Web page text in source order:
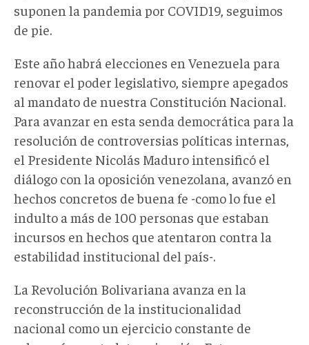
suponen la pandemia por COVID19, seguimos
de pie.
Este año habrá elecciones en Venezuela para
renovar el poder legislativo, siempre apegados
al mandato de nuestra Constitución Nacional.
Para avanzar en esta senda democrática para la
resolución de controversias políticas internas,
el Presidente Nicolás Maduro intensificó el
diálogo con la oposición venezolana, avanzó en
hechos concretos de buena fe -como lo fue el
indulto a más de 100 personas que estaban
incursos en hechos que atentaron contra la
estabilidad institucional del país-.
La Revolución Bolivariana avanza en la
reconstrucción de la institucionalidad
nacional como un ejercicio constante de